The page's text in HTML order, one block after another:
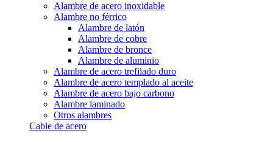
Alambre de acero inoxidable
Alambre no férrico
Alambre de latón
Alambre de cobre
Alambre de bronce
Alambre de aluminio
Alambre de acero trefilado duro
Alambre de acero templado al aceite
Alambre de acero bajo carbono
Alambre laminado
Otros alambres
Cable de acero